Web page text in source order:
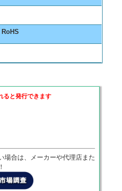
RoHS
ると発行できます
場合は、メーカーや代理店また